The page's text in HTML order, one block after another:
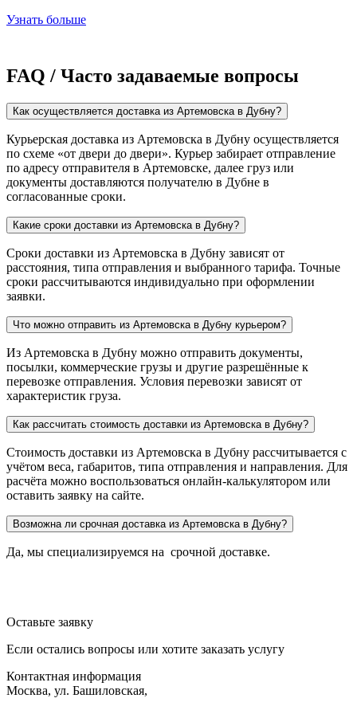
Узнать больше
FAQ / Часто задаваемые вопросы
Как осуществляется доставка из Артемовска в Дубну?
Курьерская доставка из Артемовска в Дубну осуществляется
по схеме «от двери до двери». Курьер забирает отправление
по адресу отправителя в Артемовске, далее груз или
документы доставляются получателю в Дубне в
согласованные сроки.
Какие сроки доставки из Артемовска в Дубну?
Сроки доставки из Артемовска в Дубну зависят от
расстояния, типа отправления и выбранного тарифа. Точные
сроки рассчитываются индивидуально при оформлении
заявки.
Что можно отправить из Артемовска в Дубну курьером?
Из Артемовска в Дубну можно отправить документы,
посылки, коммерческие грузы и другие разрешённые к
перевозке отправления. Условия перевозки зависят от
характеристик груза.
Как рассчитать стоимость доставки из Артемовска в Дубну?
Стоимость доставки из Артемовска в Дубну рассчитывается с
учётом веса, габаритов, типа отправления и направления. Для
расчёта можно воспользоваться онлайн-калькулятором или
оставить заявку на сайте.
Возможна ли срочная доставка из Артемовска в Дубну?
Да, мы специализируемся на срочной доставке.
Оставьте заявку
Если остались вопросы или хотите заказать услугу
Контактная информация
Москва, ул. Башиловская,